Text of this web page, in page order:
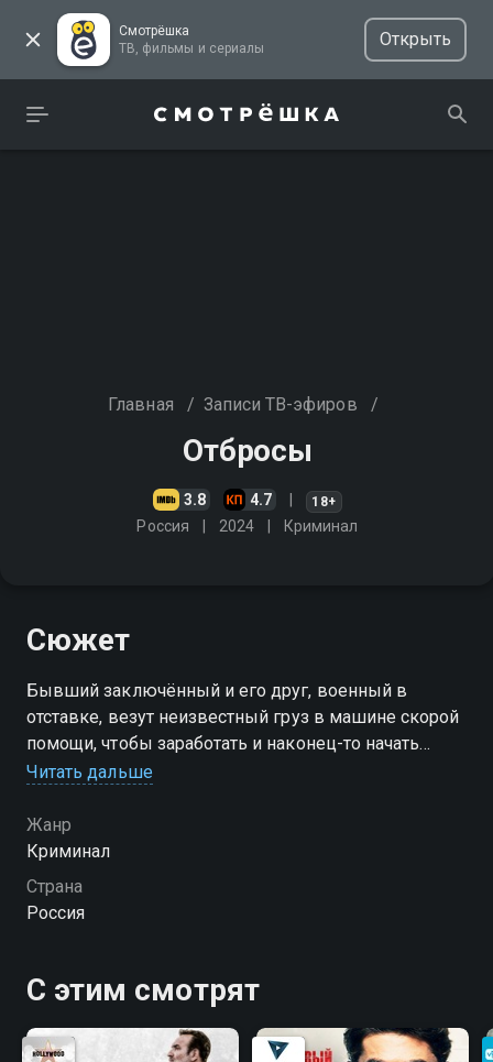
Смотрёшка
ТВ, фильмы и сериалы
Открыть
Главная / Записи ТВ-эфиров /
Отбросы
3.8 4.7 18+
Россия 2024 Криминал
Сюжет
Бывший заключённый и его друг, военный в
отставке, везут неизвестный груз в машине скорой
помощи, чтобы заработать и наконец-то начать
нормальную жизнь. Но для заказчика они просто
огромные деньги
Читать дальше
Жанр
Криминал
Страна
Россия
С этим смотрят